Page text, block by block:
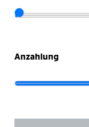
Anzahlung